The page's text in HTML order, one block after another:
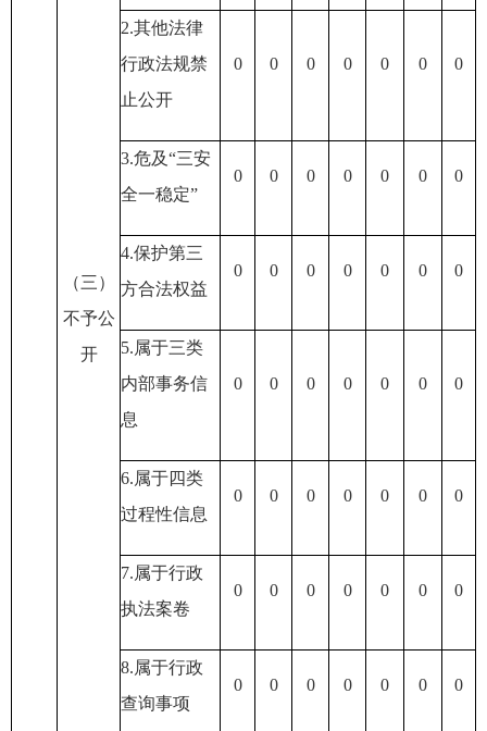
（三）
不予公
开
2.其他法律
行政法规禁
止公开
0 0 0 0 0 0 0
3.危及“三安
全一稳定”
0 0 0 0 0 0 0
4.保护第三
方合法权益
0 0 0 0 0 0 0
5.属于三类
内部事务信
息
0 0 0 0 0 0 0
6.属于四类
过程性信息
0 0 0 0 0 0 0
7.属于行政
执法案卷
0 0 0 0 0 0 0
8.属于行政
查询事项
0 0 0 0 0 0 0